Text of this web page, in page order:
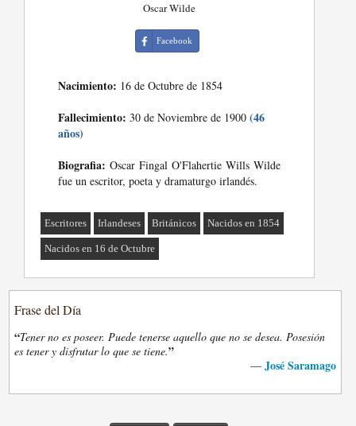
Oscar Wilde
Facebook
Nacimiento: 16 de Octubre de 1854
Fallecimiento: 30 de Noviembre de 1900(46
años)
Biografia: Oscar Fingal O'Flahertie Wills Wilde
fue un escritor, poeta y dramaturgo irlandés.
Escritores Irlandeses Británicos Nacidos en 1854
Nacidos en 16 de Octubre
Frase del Día
“Tener no es poseer. Puede tenerse aquello que no se desea. Posesión
es tener y disfrutar lo que se tiene.”
— José Saramago